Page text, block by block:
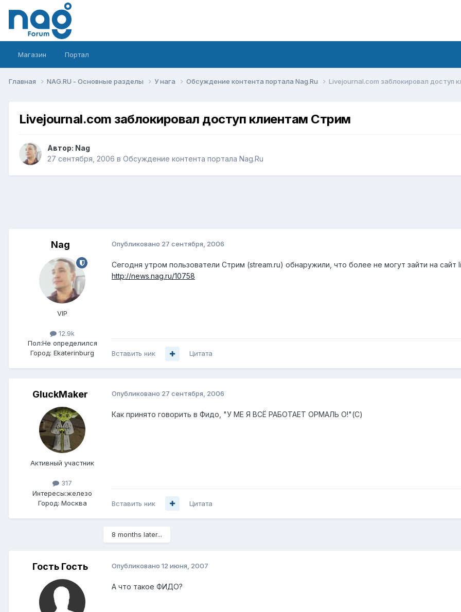
Магазин Портал
Главная NAG.RU - Основные разделы У нага Обсуждение контента портала Nag.Ru Livejournal.com заблокировал доступ
Livejournal.com заблокировал доступ клиентам Стрим
Автор: Nag
27 сентября, 2006 в Обсуждение контента портала Nag.Ru
Nag
VIP
12.9k
Пол:Не определился
Город: Ekaterinburg
Опубликовано 27 сентября, 2006
Сегодня утром пользователи Стрим (stream.ru) обнаружили, что более не могут зайти на сайт
http://news.nag.ru/10758
Вставить ник Цитата
GluckMaker
Активный участник
317
Интересы:железо
Город: Москва
Опубликовано 27 сентября, 2006
Как принято говорить в Фидо, "У МЕ Я ВСЁ РАБОТАЕТ ОРМАЛЬ О!"(С)
Вставить ник Цитата
8 months later...
Гость Гость Опубликовано 12 июня, 2007
А что такое ФИДО?